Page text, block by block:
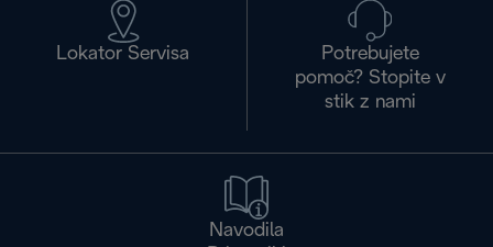
Lokator Servisa
Potrebujete
pomoč? Stopite v
stik z nami
Navodila